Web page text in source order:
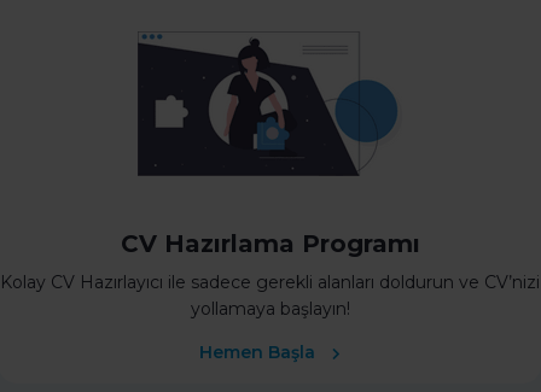
CV Hazırlama Programı
Kolay CV Hazırlayıcı ile sadece gerekli alanları doldurun ve CV’nizi
yollamaya başlayın!
Hemen Başla